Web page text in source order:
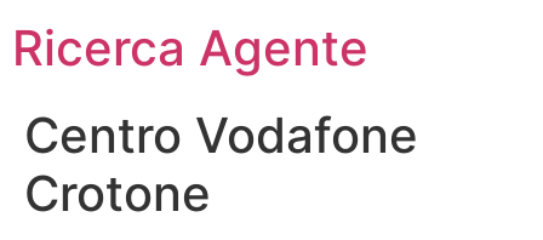
Ricerca Agente
Centro Vodafone
Crotone